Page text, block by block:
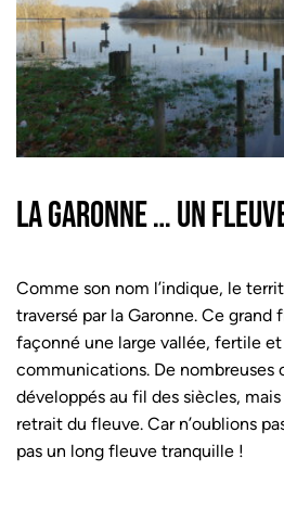
LA GARONNE … UN
Comme son nom l’indique, le
traversé par la Garonne. Ce grand
façonné une large vallée, fertile
communications. De nombreuses
développés au fil des siècles,
retrait du fleuve. Car n’oublions
pas un long fleuve tranquille !